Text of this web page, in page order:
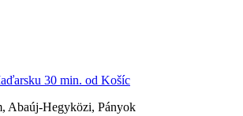
Abaúj-Hegyközi, Pányok